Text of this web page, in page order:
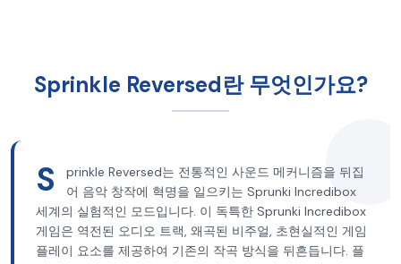
Sprinkle Reversed란 무엇인가요?
S
prinkle Reversed는 전통적인 사운드 메커니즘을 뒤집
어 음악 창작에 혁명을 일으키는 Sprunki Incredibox
세계의 실험적인 모드입니다. 이 독특한 Sprunki Incredibox
게임은 역전된 오디오 트랙, 왜곡된 비주얼, 초현실적인 게임
플레이 요소를 제공하여 기존의 작곡 방식을 뒤흔듭니다. 플